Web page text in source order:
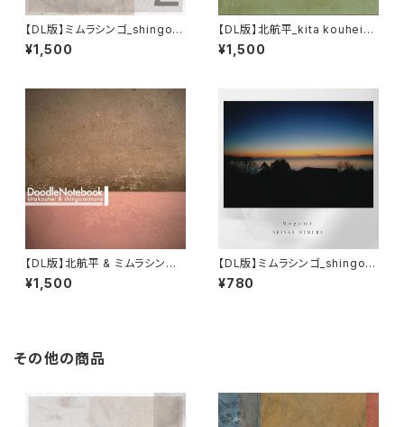
【DL版】ミムラシンゴ_shingo
mimura 『 PianissimoPages
2 』
¥1,500
【DL版】北航平_kita kouhei『ti
nySketchBook Ⅷ』
¥1,500
【DL版】北航平 & ミムラシンゴ
『Doodle Notebook I』
¥1,500
【DL版】ミムラシンゴ_shingo
mimura EP『Megumi』
¥780
その他の商品